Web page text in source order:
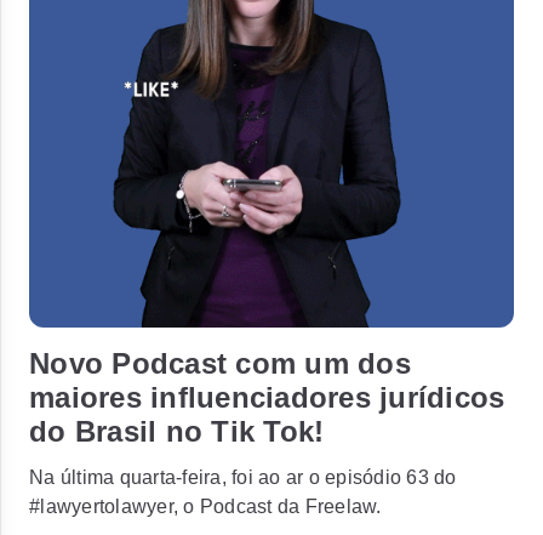
Novo Podcast com um dos
maiores influenciadores jurídicos
do Brasil no Tik Tok!
Na última quarta-feira, foi ao ar o episódio 63 do
#lawyertolawyer, o Podcast da Freelaw.